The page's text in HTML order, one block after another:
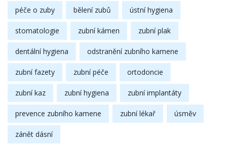
péče o zuby bělení zubů ústní hygiena
stomatologie zubní kámen zubní plak
dentální hygiena odstranění zubního kamene
zubní fazety zubní péče ortodoncie
zubní kaz zubní hygiena zubní implantáty
prevence zubního kamene zubní lékař úsměv
zánět dásní